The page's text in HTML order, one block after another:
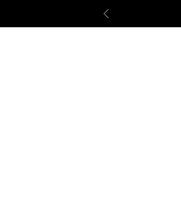
Zurück